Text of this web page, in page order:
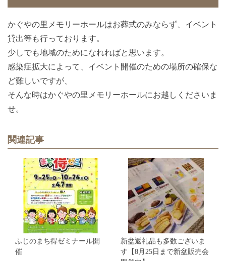
かぐやの里メモリーホールはお葬式のみならず、イベント
貸出等も行っております。
少しでも地域のためになれればと思います。
感染症拡大によって、イベント開催のための場所の確保な
ど難しいですが、
そんな時はかぐやの里メモリーホールにお越しくださいま
せ。
関連記事
ふじのまち得ゼミナール開
催
新盆返礼品も多数ございま
す【8月25日まで新盆販売会